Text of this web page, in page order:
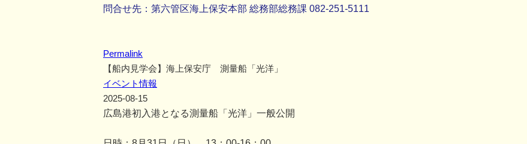
問合せ先：第六管区海上保安本部 総務部総務課 082-251-5111
Permalink
【船内見学会】海上保安庁 測量船「光洋」
イベント情報
2025-08-15
広島港初入港となる測量船「光洋」一般公開